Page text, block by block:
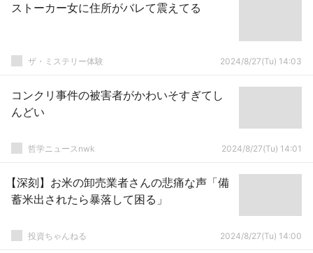
ストーカー女に住所がバレて震えてる
ザ・ミステリー体験 2024/8/27(Tu) 14:03
コンクリ事件の被害者がかわいそすぎてし
んどい
哲学ニュースnwk 2024/8/27(Tu) 14:01
【深刻】お米の卸売業者さんの悲痛な声「備
蓄米出されたら暴落して困る」
投資ちゃんねる 2024/8/27(Tu) 14:00